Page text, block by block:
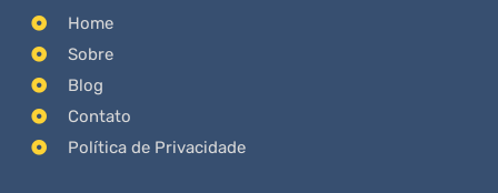
Home
Sobre
Blog
Contato
Política de Privacidade